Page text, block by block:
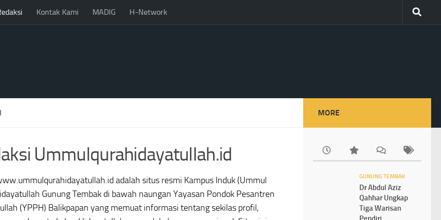
Kontak Kami MADIG H-Network
Ummulqurahidayatullah.id
adalah situs resmi Kampus Induk (Ummul
Gunung Tembak di bawah naungan Yayasan Pondok Pesantren
(YPPH) Balikpapan yang memuat informasi tentang sekilas profil,
MORE
GUNUNG TEMBAK
Dr Abdul Aziz
Qahhar Ungkap
Tiga Warisan